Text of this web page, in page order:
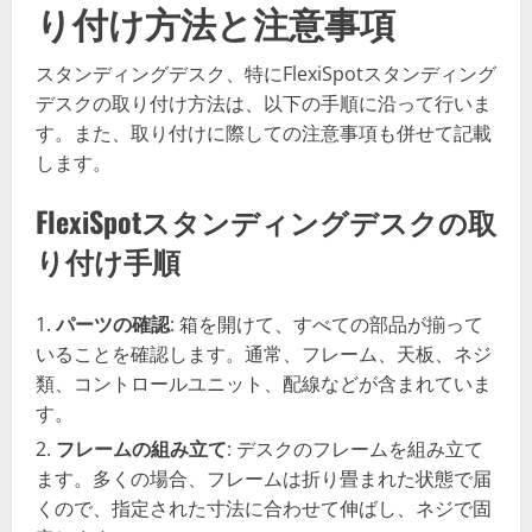
り付け方法と注意事項
スタンディングデスク、特にFlexiSpotスタンディング
デスクの取り付け方法は、以下の手順に沿って行いま
す。また、取り付けに際しての注意事項も併せて記載
します。
FlexiSpotスタンディングデスクの取
り付け手順
パーツの確認: 箱を開けて、すべての部品が揃って
いることを確認します。通常、フレーム、天板、ネジ
類、コントロールユニット、配線などが含まれていま
す。
フレームの組み立て: デスクのフレームを組み立て
ます。多くの場合、フレームは折り畳まれた状態で届
くので、指定された寸法に合わせて伸ばし、ネジで固